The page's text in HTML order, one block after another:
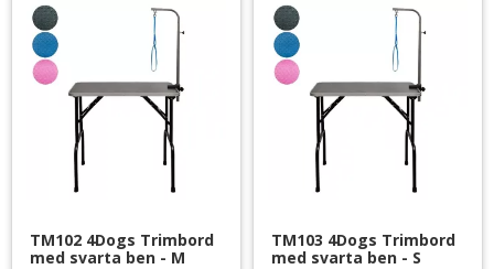
TM102 4Dogs Trimbord
med svarta ben - M
TM103 4Dogs Trimbord
med svarta ben - S